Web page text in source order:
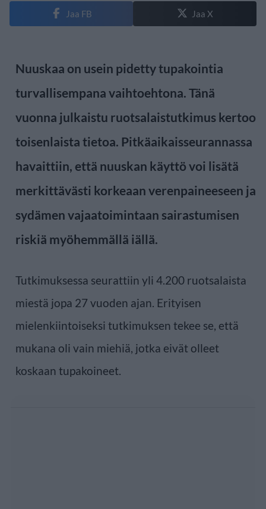
Jaa FB Jaa X
Nuuskaa on usein pidetty tupakointia
turvallisempana vaihtoehtona. Tänä
vuonna julkaistu ruotsalaistutkimus kertoo
toisenlaista tietoa. Pitkäaikaisseurannassa
havaittiin, että nuuskan käyttö voi lisätä
merkittävästi korkeaan verenpaineeseen ja
sydämen vajaatoimintaan sairastumisen
riskiä myöhemmällä iällä.
Tutkimuksessa seurattiin yli 4.200 ruotsalaista
miestä jopa 27 vuoden ajan. Erityisen
mielenkiintoiseksi tutkimuksen tekee se, että
mukana oli vain miehiä, jotka eivät olleet
koskaan tupakoineet.